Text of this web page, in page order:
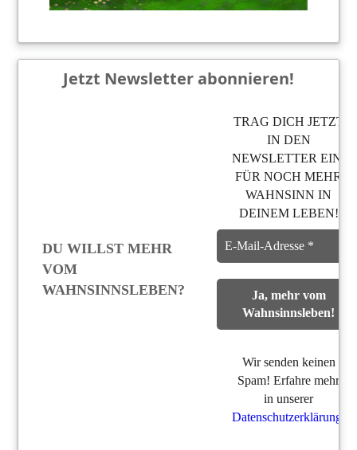
Jetzt Newsletter abonnieren!
DU WILLST MEHR
VOM
WAHNSINNSLEBEN?
TRAG DICH JETZT
IN DEN
NEWSLETTER EIN,
FÜR NOCH MEHR
WAHNSINN IN
DEINEM LEBEN!
Wir senden keinen
Spam! Erfahre mehr
in unserer
Datenschutzerklärung